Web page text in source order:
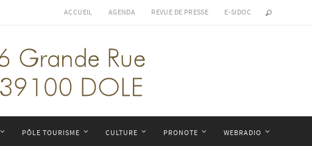
ACCUEIL AGENDA REVUE DE PRESSE E-SIDOC
PÔLE TOURISME CULTURE PRONOTE WEBRADIO